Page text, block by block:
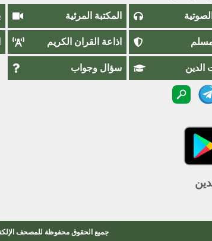
المكتبة المرئية
اذاعة القران الكريم
الدين سؤال وجواب
جميع الحقوق محفوظة للمصحف